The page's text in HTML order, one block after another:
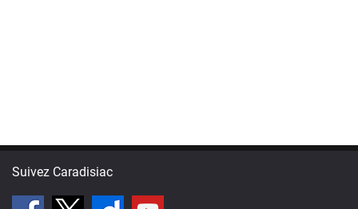
Suivez Caradisiac